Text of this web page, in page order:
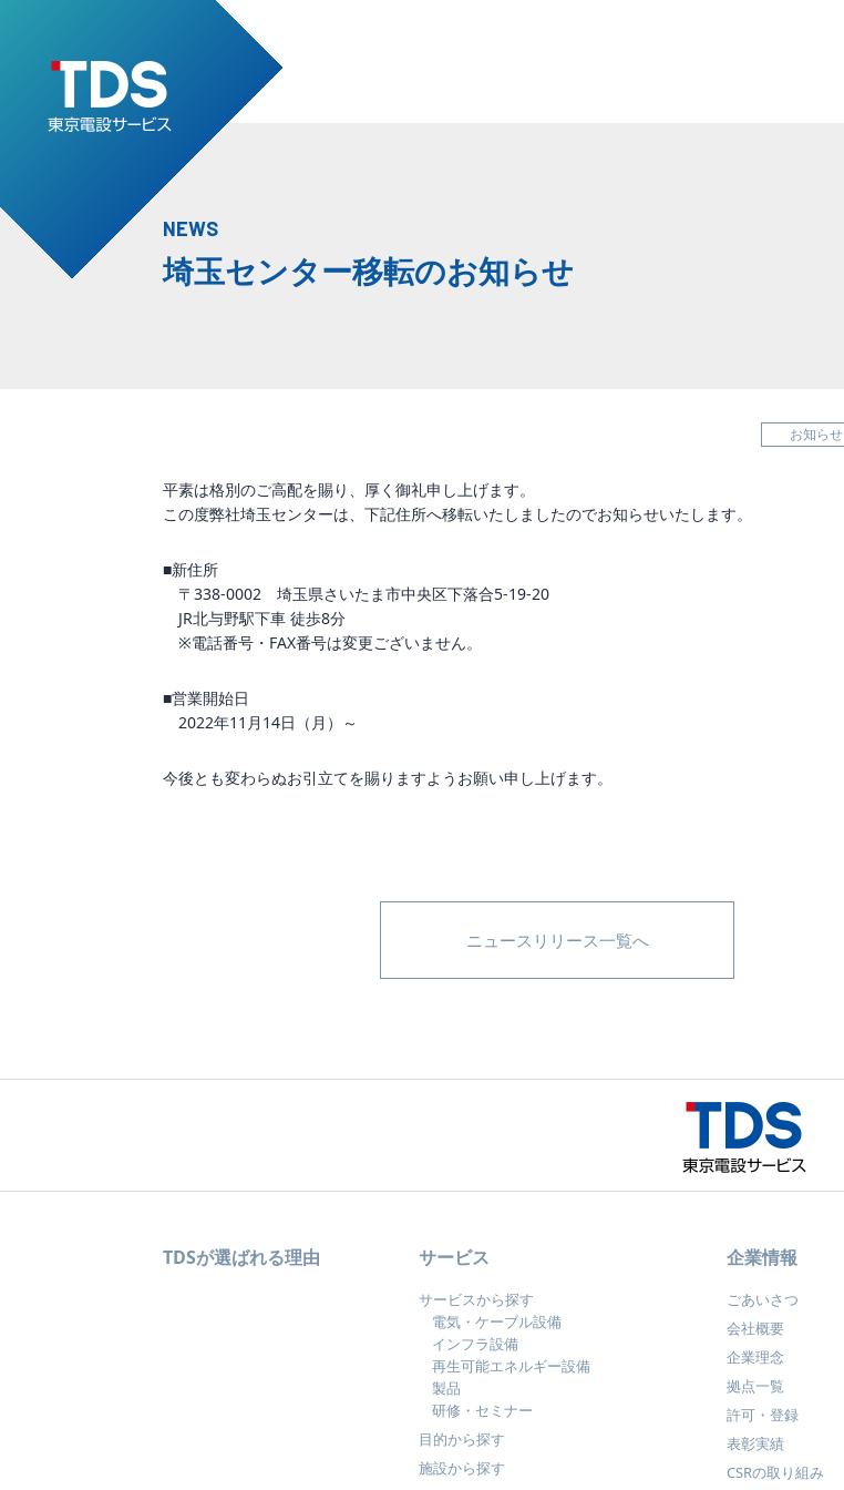
NEWS
埼玉センター移転のお知らせ
お知らせ
平素は格別のご高配を賜り、厚く御礼申し上げます。
この度弊社埼玉センターは、下記住所へ移転いたしましたのでお知らせいたします。
■新住所
〒338-0002 埼玉県さいたま市中央区下落合5-19-20
JR北与野駅下車 徒歩8分
※電話番号・FAX番号は変更ございません。
■営業開始日
2022年11月14日（月）～
今後とも変わらぬお引立てを賜りますようお願い申し上げます。
ニュースリリース一覧へ
TDSが選ばれる理由 サービス
サービスから探す
電気・ケーブル設備
インフラ設備
再生可能エネルギー設備
製品
研修・セミナー
目的から探す
施設から探す
企業情報
ごあいさつ
会社概要
企業理念
拠点一覧
許可・登録
表彰実績
CSRの取り組み